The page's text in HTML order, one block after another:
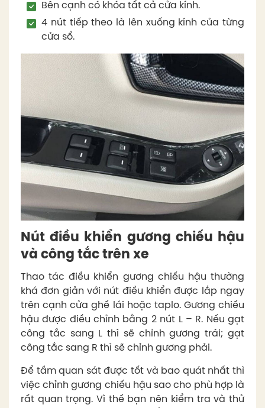
Bên cạnh có khóa tất cả cửa kính.
4 nút tiếp theo là lên xuống kính của từng
cửa sổ.
Nút điều khiển gương chiếu hậu
và công tắc trên xe
Thao tác điều khiển gương chiếu hậu thường
khá đơn giản với nút điều khiển được lắp ngay
trên cạnh cửa ghế lái hoặc taplo. Gương chiếu
hậu được điều chỉnh bằng 2 nút L – R. Nếu gạt
công tắc sang L thì sẽ chỉnh gương trái; gạt
công tắc sang R thì sẽ chỉnh gương phải.
Để tầm quan sát được tốt và bao quát nhất thì
việc chỉnh gương chiếu hậu sao cho phù hợp là
rất quan trọng. Vì thế bạn nên kiểm tra và thử